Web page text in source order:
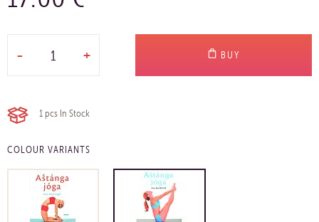
- + BUY
1 pcs In Stock
COLOUR VARIANTS